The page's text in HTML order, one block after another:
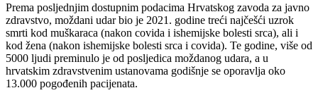
Prema posljednjim dostupnim podacima Hrvatskog zavoda za javno
zdravstvo, moždani udar bio je 2021. godine treći najčešći uzrok
smrti kod muškaraca (nakon covida i ishemijske bolesti srca), ali i
kod žena (nakon ishemijske bolesti srca i covida). Te godine, više od
5000 ljudi preminulo je od posljedica moždanog udara, a u
hrvatskim zdravstvenim ustanovama godišnje se oporavlja oko
13.000 pogođenih pacijenata.